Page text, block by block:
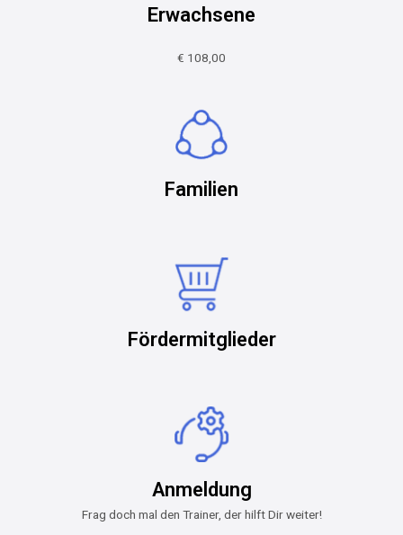
Erwachsene
€ 108,00
Familien
Fördermitglieder
Anmeldung
Frag doch mal den Trainer, der hilft Dir weiter!